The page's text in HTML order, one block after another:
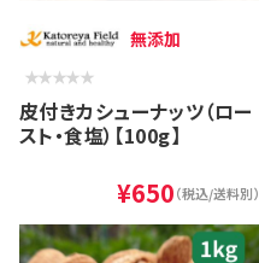
無添加
皮付きカシューナッツ（ロー
スト・食塩）【100g】
¥650（税込/送料別）